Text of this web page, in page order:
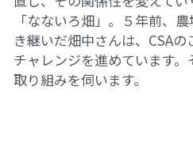
「なないろ畑」。５年前、
き継いだ畑中さんは、CSA
チャレンジを進めています
取り組みを伺います。